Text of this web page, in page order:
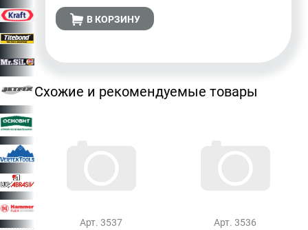
В КОРЗИНУ
Схожие и рекомендуемые товары
Арт. 3537 Арт. 3536